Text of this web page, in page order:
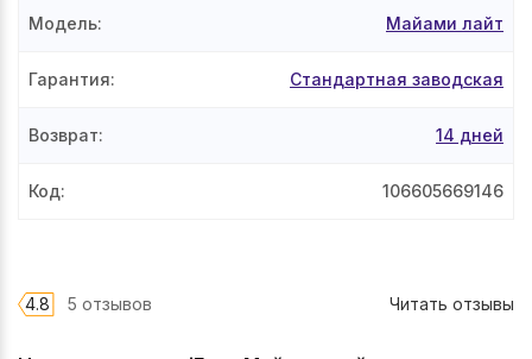
Модель: Майами лайт
Гарантия: Стандартная заводская
Возврат: 14 дней
Код: 106605669146
4.8 5 отзывов Читать отзывы